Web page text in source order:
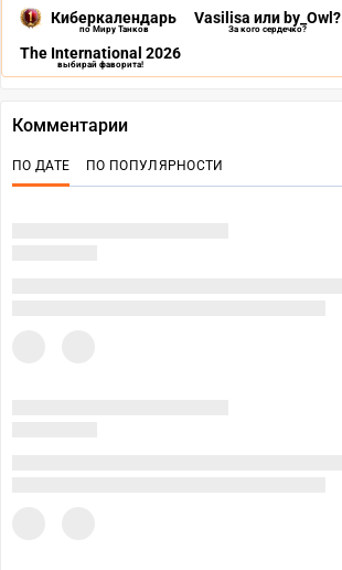
Киберкалендарь
по Миру Танков
Vasilisa или by_Owl?
За кого сердечко?
The International 2026
выбирай фаворита!
Комментарии
ПО ДАТЕ ПО ПОПУЛЯРНОСТИ